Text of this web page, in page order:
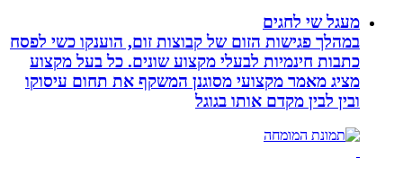
מעגל שי לחגים
במהלך פגישות הזום של קבוצות זום, הוענקו כשי לפסח
כתבות חינמיות לבעלי מקצוע שונים. כל בעל מקצוע
מציג מאמר מקצועי מסוגנן המשקף את תחום עיסוקו
ובין לבין מקדם אותו בגוגל